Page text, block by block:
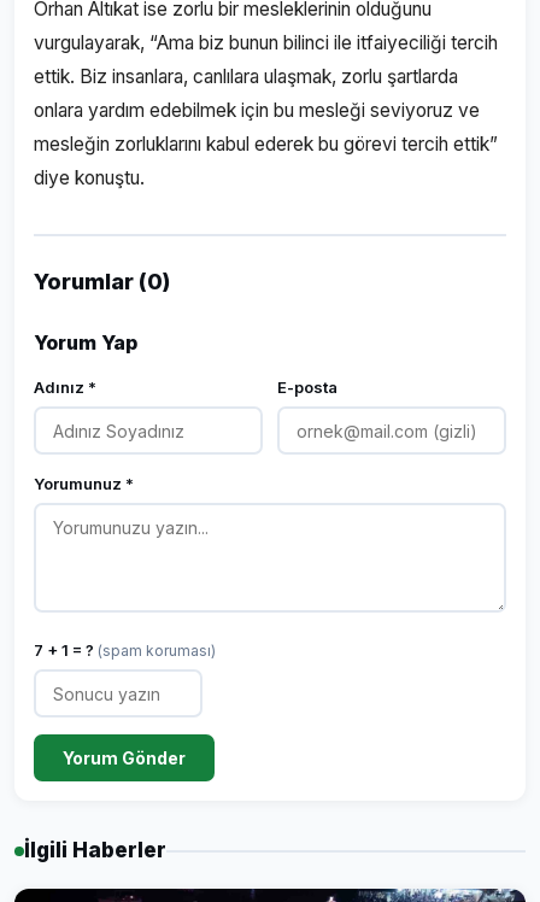
Orhan Altıkat ise zorlu bir mesleklerinin olduğunu
vurgulayarak, “Ama biz bunun bilinci ile itfaiyeciliği tercih
ettik. Biz insanlara, canlılara ulaşmak, zorlu şartlarda
onlara yardım edebilmek için bu mesleği seviyoruz ve
mesleğin zorluklarını kabul ederek bu görevi tercih ettik”
diye konuştu.
Yorumlar (0)
Yorum Yap
Adınız * E-posta
Yorumunuz *
7 + 1 = ? (spam koruması)
Yorum Gönder
İlgili Haberler